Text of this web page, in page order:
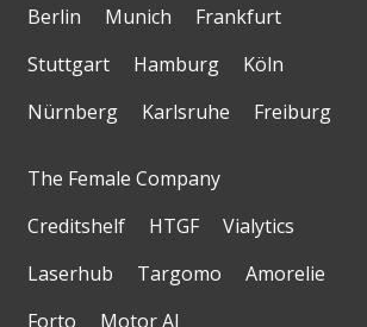
Berlin Munich
Frankfurt
Stuttgart
Hamburg
Köln
Nürnberg
Karlsruhe Freiburg
The Female Company
Creditshelf
HTGF
Vialytics
Laserhub
Targomo
Amorelie
Forto
Motor AI